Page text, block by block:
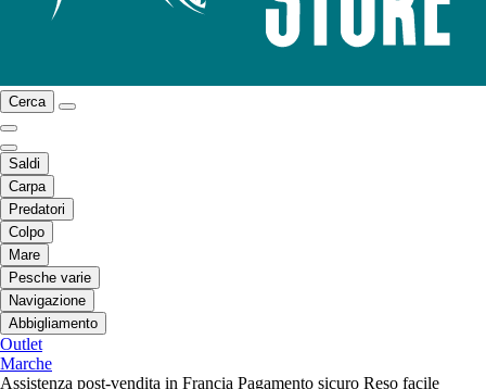
Cerca
Saldi
Carpa
Predatori
Colpo
Mare
Pesche varie
Navigazione
Abbigliamento
Outlet
Marche
Assistenza post-vendita in Francia Pagamento sicuro Reso facile